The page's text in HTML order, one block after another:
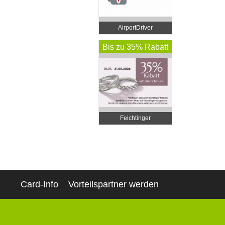
AirportDriver
Bis zu 35% Rabatt
Feichtinger
Schmuckhandel
Card-Info Vorteilspartner werden